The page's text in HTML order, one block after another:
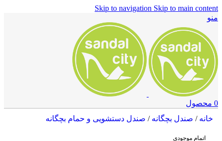
Skip to navigation Skip to main content
منو
0 محصول
خانه/ صندل بچگانه/ صندل دستشویی و حمام بچگانه
اتمام موجودی